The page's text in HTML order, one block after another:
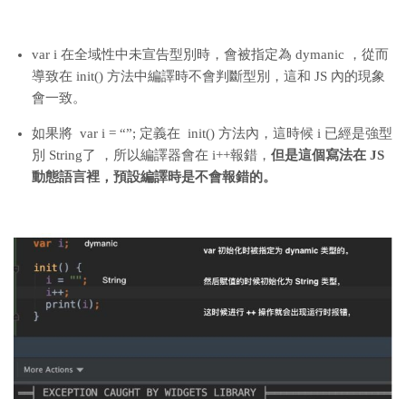
var i 在全域性中未宣告型別時，會被指定為 dymanic ，從而
導致在 init() 方法中編譯時不會判斷型別，這和 JS 內的現象
會一致。
如果將 var i = “”; 定義在 init() 方法內，這時候 i 已經是強型
別 String了 ，所以編譯器會在 i++報錯， 但是這個寫法在 JS
動態語言裡，預設編譯時是不會報錯的。